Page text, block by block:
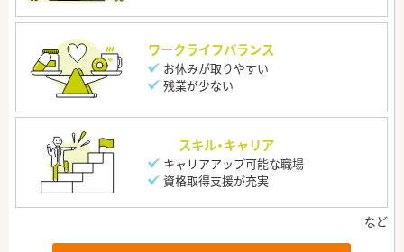
ワークライフバランス
お休みが取りやすい
残業が少ない
スキル・キャリア
キャリアアップ可能な職場
資格取得支援が充実